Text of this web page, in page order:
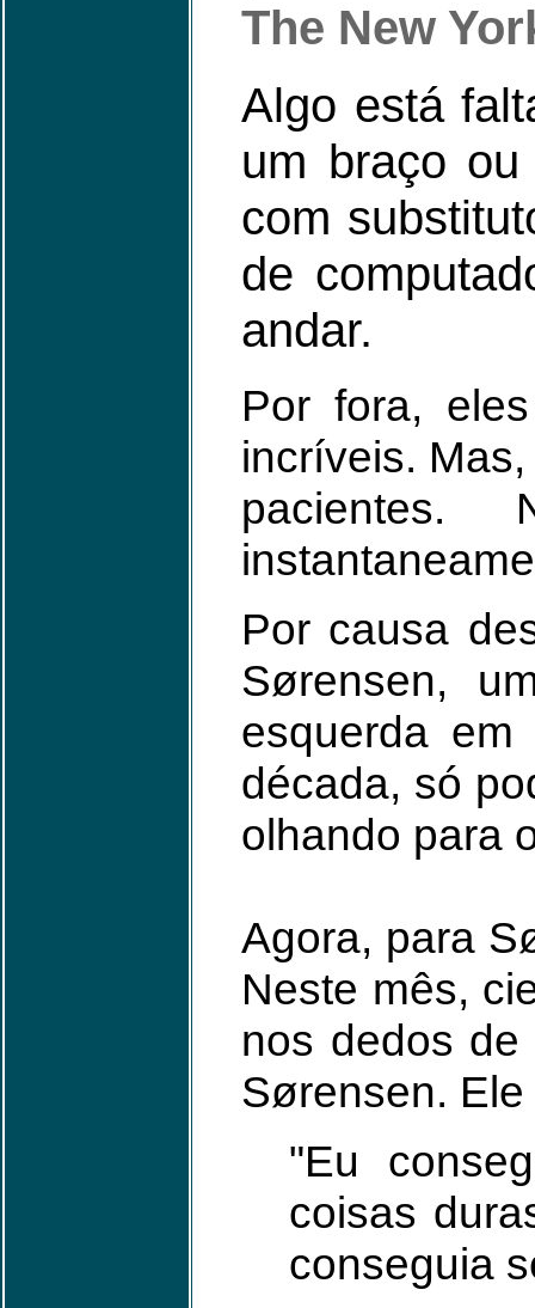
The New
Algo está
um braço
com
de
andar.
Por fora,
incríveis.
pacientes.
Por causa
Sørensen,
esquerda
década, só
olhando para
Agora, para
Neste mês,
nos dedos
Sørensen.
"Eu
coisas
conseguia